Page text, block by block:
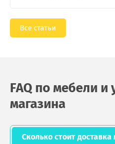
Все статьи
FAQ по мебели и
магазина
Сколько стоит доставка